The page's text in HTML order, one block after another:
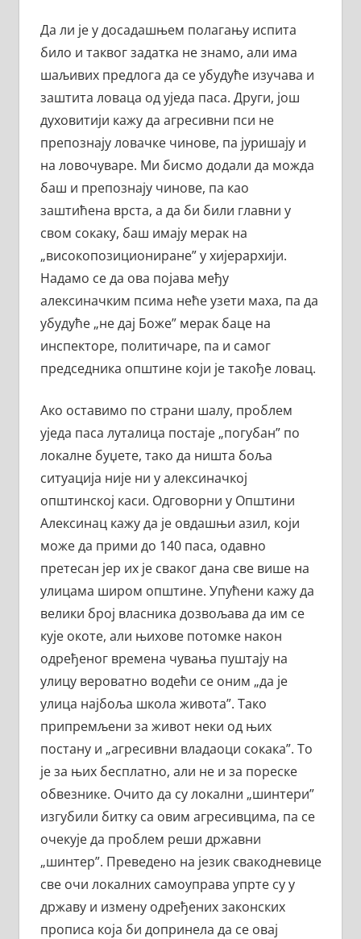
Да ли је у досадашњем полагању испита
било и таквог задатка не знамо, али има
шаљивих предлога да се убудуће изучава и
заштита ловаца од уједа паса. Други, још
духовитији кажу да агресивни пси не
препознају ловачке чинове, па јуришају и
на ловочуваре. Ми бисмо додали да можда
баш и препознају чинове, па као
заштићена врста, а да би били главни у
свом сокаку, баш имају мерак на
„високопозициониране” у хијерархији.
Надамо се да ова појава међу
алексиначким псима неће узети маха, па да
убудуће „не дај Боже” мерак баце на
инспекторе, политичаре, па и самог
председника општине који је такође ловац.
Ако оставимо по страни шалу, проблем
уједа паса луталица постаје „погубан” по
локалне буџете, тако да ништа боља
ситуација није ни у алексиначкој
општинској каси. Одговорни у Општини
Алексинац кажу да је овдашњи азил, који
може да прими до 140 паса, одавно
претесан јер их је сваког дана све више на
улицама широм општине. Упућени кажу да
велики број власника дозвољава да им се
кује окоте, али њихове потомке након
одређеног времена чувања пуштају на
улицу вероватно водећи се оним „да је
улица најбоља школа живота”. Тако
припремљени за живот неки од њих
постану и „агресивни владаоци сокака”. То
је за њих бесплатно, али не и за пореске
обвезнике. Очито да су локални „шинтери”
изгубили битку са овим агресивцима, па се
очекује да проблем реши државни
„шинтер”. Преведено на језик свакодневице
све очи локалних самоуправа упрте су у
државу и измену одређених законских
прописа која би допринела да се овај